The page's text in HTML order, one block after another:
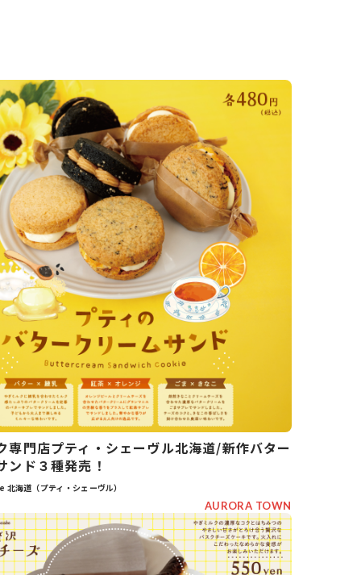
専門店プティ・シェーヴル北海道/新作バター
ンド３種発売！
海道（プティ・シェーヴル）
AURORA TOWN